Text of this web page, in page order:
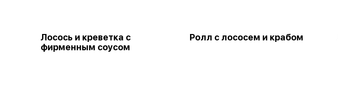
Лосось и креветка с
фирменным соусом
Ролл с лососем и крабом